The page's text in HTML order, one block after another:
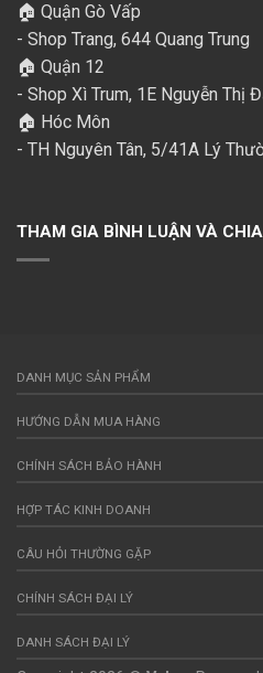
🏠 Quận Gò Vấp
- Shop Trang, 644 Quang Trung
🏠 Quận 12
- Shop Xì Trum, 1E Nguyễn Thị
🏠 Hóc Môn
- TH Nguyên Tân, 5/41A Lý
THAM GIA BÌNH LUẬN VÀ
DANH MỤC SẢN PHẨM
HƯỚNG DẪN MUA HÀNG
CHÍNH SÁCH BẢO HÀNH
HỢP TÁC KINH DOANH
CÂU HỎI THƯỜNG GẶP
CHÍNH SÁCH ĐẠI LÝ
DANH SÁCH ĐẠI LÝ